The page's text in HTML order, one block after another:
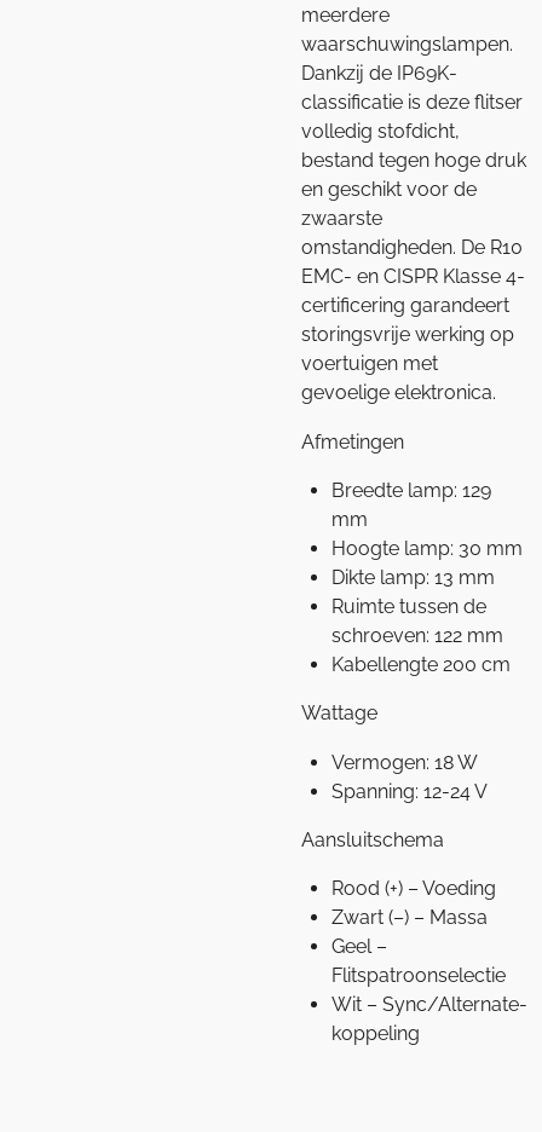
meerdere
waarschuwingslampen.
Dankzij de IP69K-
classificatie is deze flitser
volledig stofdicht,
bestand tegen hoge druk
en geschikt voor de
zwaarste
omstandigheden. De R10
EMC- en CISPR Klasse 4-
certificering garandeert
storingsvrije werking op
voertuigen met
gevoelige elektronica.
Afmetingen
Breedte lamp: 129
mm
Hoogte lamp: 30 mm
Dikte lamp: 13 mm
Ruimte tussen de
schroeven: 122 mm
Kabellengte 200 cm
Wattage
Vermogen: 18 W
Spanning: 12-24 V
Aansluitschema
Rood (+) – Voeding
Zwart (–) – Massa
Geel –
Flitspatroonselectie
Wit – Sync/Alternate-
koppeling